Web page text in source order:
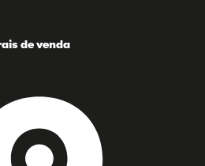
de venda